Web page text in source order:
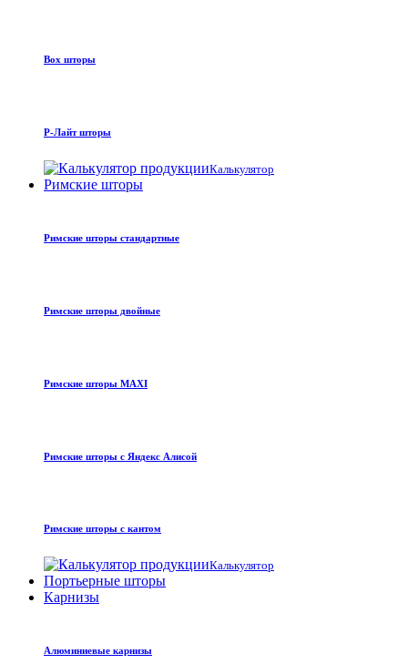
Box шторы
Р-Лайт шторы
Калькулятор
Римские шторы
Римские шторы стандартные
Римские шторы двойные
Римские шторы MAXI
Римские шторы с Яндекс Алисой
Римские шторы с кантом
Калькулятор
Портьерные шторы
Карнизы
Алюминиевые карнизы